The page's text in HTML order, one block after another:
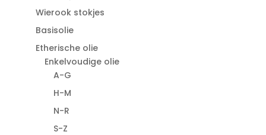
Wierook stokjes
Basisolie
Etherische olie
Enkelvoudige olie
A-G
H-M
N-R
S-Z